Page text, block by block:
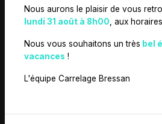
Nous aurons le plaisir de vous
lundi 31 août à 8h00 , aux
Nous vous souhaitons un très bel
vacances !
L'équipe Carrelage Bressan